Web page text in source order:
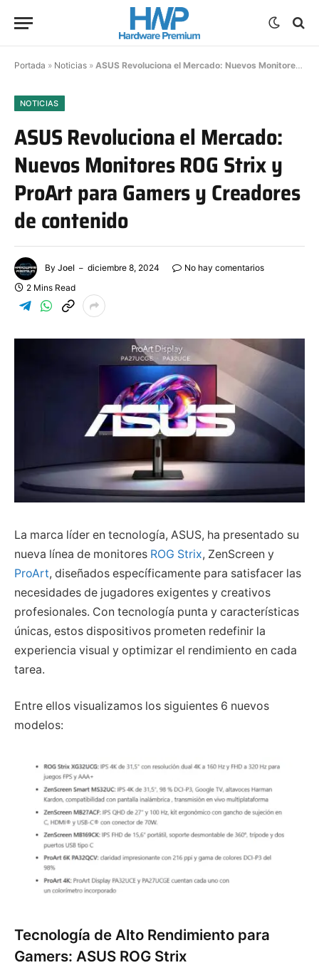
Portada » Noticias » ASUS Revoluciona el Mercado: Nuevos Monitores ROG Strix y ProArt para Gamers y Creadores de contenido
NOTICIAS
ASUS Revoluciona el Mercado:
Nuevos Monitores ROG Strix y
ProArt para Gamers y Creadores
de contenido
By Joel diciembre 8, 2024
No hay comentarios
2 Mins Read
La marca líder en tecnología, ASUS, ha presentado su
nueva línea de monitores ROG Strix, ZenScreen y
ProArt, diseñados específicamente para satisfacer las
necesidades de jugadores exigentes y creativos
profesionales. Con tecnología punta y características
únicas, estos dispositivos prometen redefinir la
experiencia visual y optimizar el rendimiento en cada
tarea.
Entre ellos visualizamos los siguientes 6 nuevos
modelos:
Tecnología de Alto Rendimiento para
Gamers: ASUS ROG Strix